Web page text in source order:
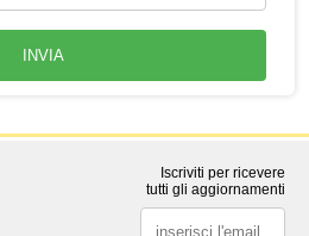
Iscriviti per ricevere
tutti gli aggiornamenti